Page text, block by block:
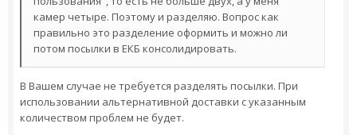
камер четыре. Поэтому и разделяю. Вопрос как
правильно это разделение оформить и можно ли
потом посылки в ЕКБ консолидировать.
В Вашем случае не требуется разделять посылки. При
использовании альтернативной доставки с указанным
количеством проблем не будет.